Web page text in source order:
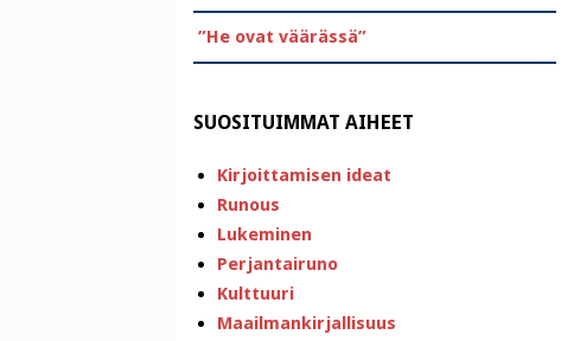
”He ovat väärässä”
SUOSITUIMMAT AIHEET
Kirjoittamisen ideat
Runous
Lukeminen
Perjantairuno
Kulttuuri
Maailmankirjallisuus